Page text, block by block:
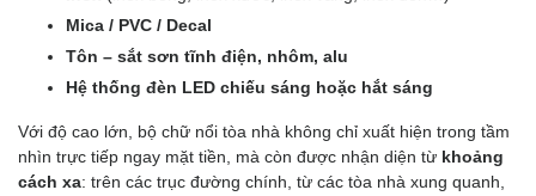
Mica / PVC / Decal
Tôn – sắt sơn tĩnh điện, nhôm, alu
Hệ thống đèn LED chiếu sáng hoặc hắt sáng
Với độ cao lớn, bộ chữ nổi tòa nhà không chỉ xuất hiện trong tầm
nhìn trực tiếp ngay mặt tiền, mà còn được nhận diện từ khoảng
cách xa: trên các trục đường chính, từ các tòa nhà xung quanh,